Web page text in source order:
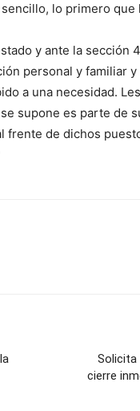
lo primero
y ante la sección
personal y familiar
a una necesidad.
supone es parte de
frente de dichos
Solicita
cierre